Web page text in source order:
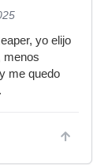
yo elijo
menos
me quedo